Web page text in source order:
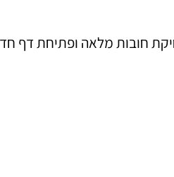
חובות מלאה ופתיחת דף